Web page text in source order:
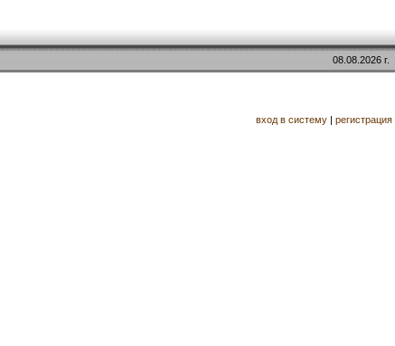
08.08.2026 г.
вход в систему | регистрация